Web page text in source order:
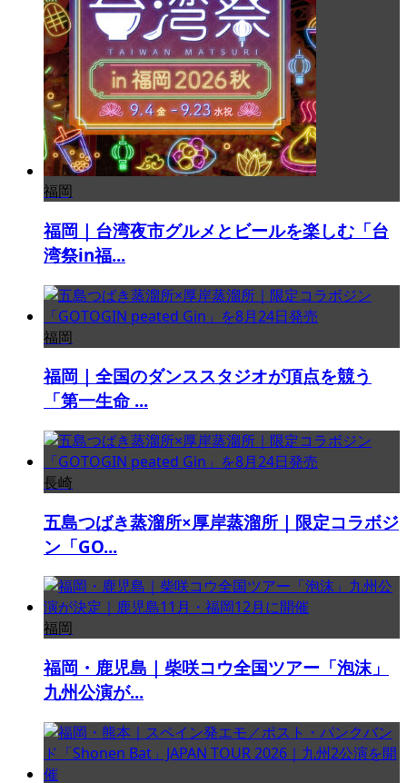
福岡
福岡｜台湾夜市グルメとビールを楽しむ「台
湾祭in福...
福岡
福岡｜全国のダンススタジオが頂点を競う
「第一生命 ...
長崎
五島つばき蒸溜所×厚岸蒸溜所｜限定コラボジ
ン「GO...
福岡
福岡・鹿児島｜柴咲コウ全国ツアー「泡沫」
九州公演が...